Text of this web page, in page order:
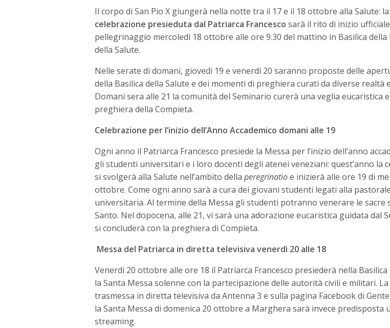
Il corpo di San Pio X giungerà nella notte tra il 17 e il 18 ottobre alla Salute: la
celebrazione presieduta dal Patriarca Francesco sarà il rito di inizio
pellegrinaggio mercoledì 18 ottobre alle ore 9.30 del mattino in Basilica della
della Salute.
Nelle serate di domani, giovedì 19 e venerdì 20 saranno proposte delle
della Basilica della Salute e dei momenti di preghiera curati da diverse realtà
Domani sera alle 21 la comunità del Seminario curerà una veglia eucaristica
preghiera della Compieta.
Celebrazione per l’inizio dell’Anno Accademico domani alle 19
Ogni anno il Patriarca Francesco presiede la Messa per l’inizio dell’anno
gli studenti universitari e i loro docenti degli atenei veneziani: quest’anno la
si svolgerà alla Salute nell’ambito dellaperegrinatioe inizierà alle ore 19 di
ottobre. Come ogni anno sarà a cura dei giovani studenti legati alla pastorale
universitaria. Al termine della Messa gli studenti potranno venerare le sacre
Santo. Nel dopocena, alle 21, vi sarà una adorazione eucaristica guidata dal
si concluderà con la preghiera di Compieta.
Messa del Patriarca in diretta televisiva venerdì 20 alle 18
Venerdì 20 ottobre alle ore 18 il Patriarca Francesco presiederà nella Basilica
la Santa Messa solenne con la partecipazione delle autorità civili e militari.
trasmessa in diretta televisiva da Antenna 3 e sulla pagina Facebook di
la Santa Messa di domenica 20 ottobre a Marghera sarà invece predisposta
streaming.